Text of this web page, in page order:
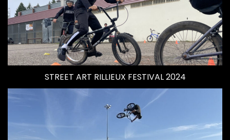
STREET ART RILLIEUX FESTIVAL 2024